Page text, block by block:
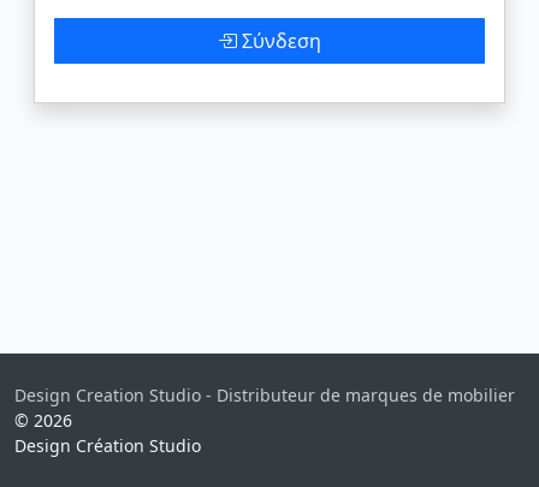
Σύνδεση
Design Creation Studio - Distributeur de marques de mobilier
© 2026
Design Création Studio